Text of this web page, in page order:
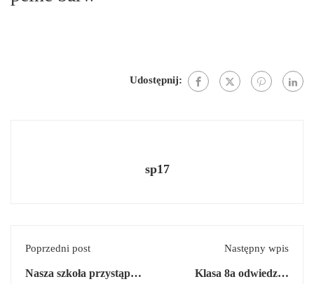
Udostępnij:
sp17
Poprzedni post
Nasza szkoła przystąpiła
Następny wpis
Klasa 8a odwiedziła